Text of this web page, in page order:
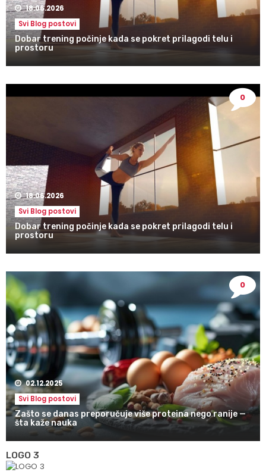
18.06.2026
Svi Blog postovi
Dobar trening počinje kada se pokret prilagodi telu i
prostoru
0
18.06.2026
Svi Blog postovi
Dobar trening počinje kada se pokret prilagodi telu i
prostoru
0
02.12.2025
Svi Blog postovi
Zašto se danas preporučuje više proteina nego ranije —
šta kaže nauka
LOGO 3